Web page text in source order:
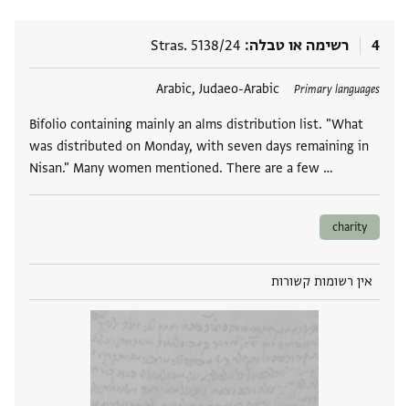
4 רשימה או טבלה Stras. 5138/24
Primary languages
Arabic, Judaeo-Arabic
Bifolio containing mainly an alms distribution list. "What
was distributed on Monday, with seven days remaining in
Nisan." Many women mentioned. There are a few …
תגים
charity
אין רשומות קשורות